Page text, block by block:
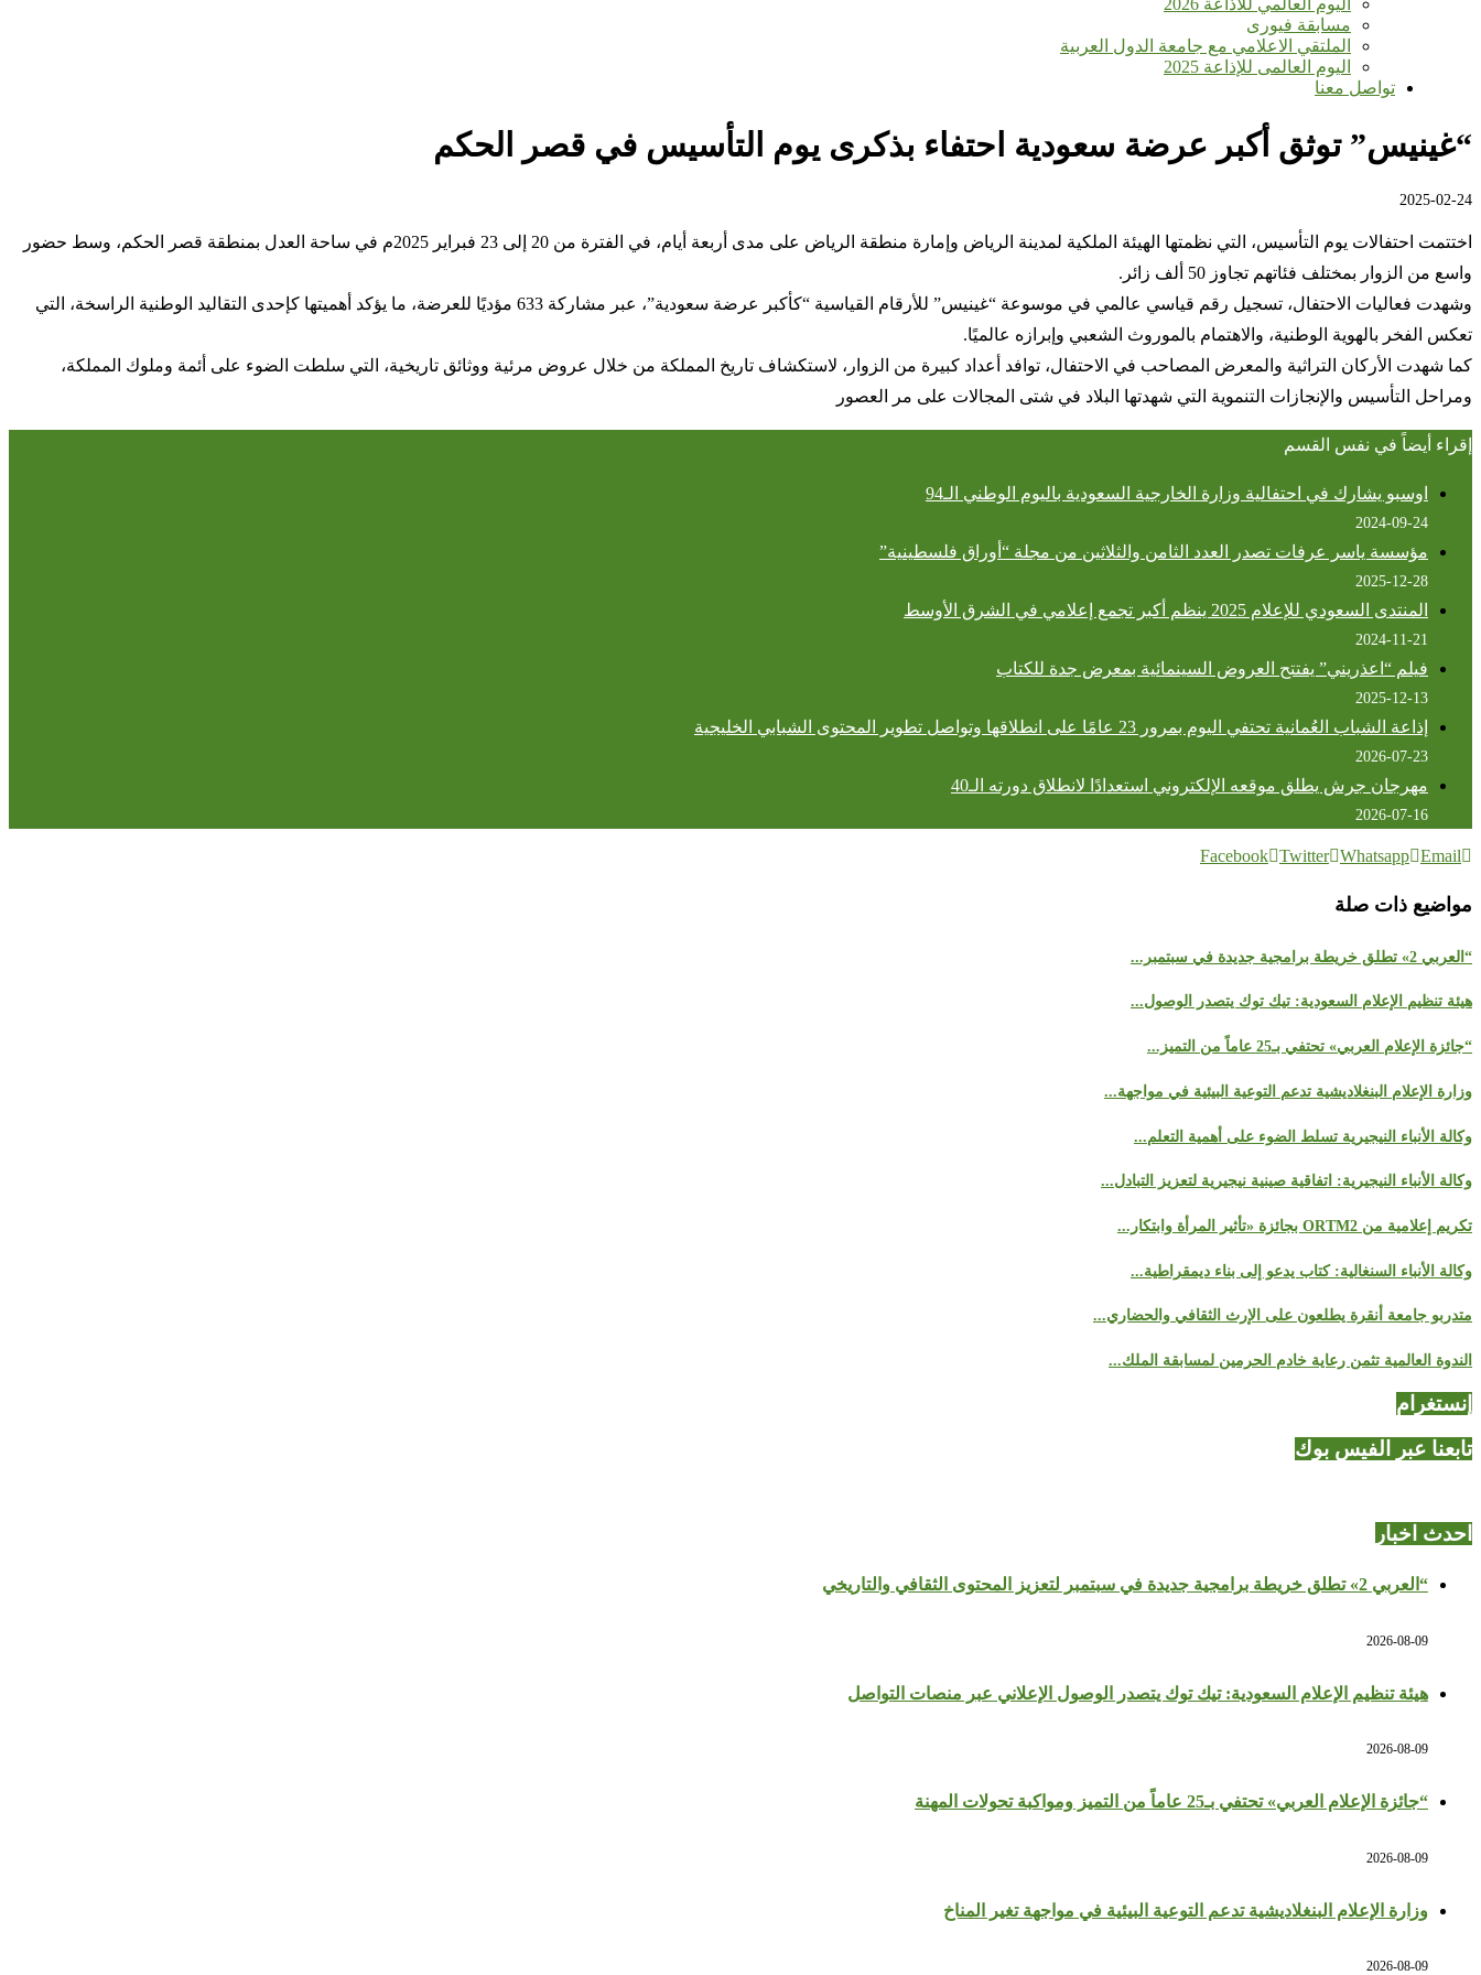
اليوم العالمي للأذاعة 2026
مسابقة فيورى
الملتقي الاعلامي مع جامعة الدول العربية
اليوم العالمى للإذاعة 2025
تواصل معنا
“غينيس” توثق أكبر عرضة سعودية احتفاء بذكرى يوم التأسيس في قصر الحكم
2025-02-24
اختتمت احتفالات يوم التأسيس، التي نظمتها الهيئة الملكية لمدينة الرياض وإمارة منطقة الرياض على مدى أربعة أيام، في الفترة من 20 إلى 23 فبراير 2025م في ساحة العدل بمنطقة قصر الحكم، وسط حضور
واسع من الزوار بمختلف فئاتهم تجاوز 50 ألف زائر.
وشهدت فعاليات الاحتفال، تسجيل رقم قياسي عالمي في موسوعة “غينيس” للأرقام القياسية “كأكبر عرضة سعودية”، عبر مشاركة 633 مؤديًا للعرضة، ما يؤكد أهميتها كإحدى التقاليد الوطنية الراسخة، التي
تعكس الفخر بالهوية الوطنية، والاهتمام بالموروث الشعبي وإبرازه عالميًا.
كما شهدت الأركان التراثية والمعرض المصاحب في الاحتفال، توافد أعداد كبيرة من الزوار، لاستكشاف تاريخ المملكة من خلال عروض مرئية ووثائق تاريخية، التي سلطت الضوء على أئمة وملوك المملكة،
ومراحل التأسيس والإنجازات التنموية التي شهدتها البلاد في شتى المجالات على مر العصور
إقراء أيضاً في نفس القسم
اوسبو يشارك في احتفالية وزارة الخارجية السعودية باليوم الوطني الـ94
2024-09-24
مؤسسة ياسر عرفات تصدر العدد الثامن والثلاثين من مجلة “أوراق فلسطينية”
2025-12-28
المنتدى السعودي للإعلام 2025 ينظم أكبر تجمع إعلامي في الشرق الأوسط
2024-11-21
فيلم “اعذريني” يفتتح العروض السينمائية بمعرض جدة للكتاب
2025-12-13
إذاعة الشباب العُمانية تحتفي اليوم بمرور 23 عامًا على انطلاقها وتواصل تطوير المحتوى الشبابي الخليجية
2026-07-23
مهرجان جرش يطلق موقعه الإلكتروني استعدادًا لانطلاق دورته الـ40
2026-07-16
Facebook Twitter Whatsapp Email
مواضيع ذات صلة
“العربي 2» تطلق خريطة برامجية جديدة في سبتمبر...
هيئة تنظيم الإعلام السعودية: تيك توك يتصدر الوصول...
“جائزة الإعلام العربي» تحتفي بـ25 عاماً من التميز...
وزارة الإعلام البنغلاديشية تدعم التوعية البيئية في مواجهة...
وكالة الأنباء النيجيرية تسلط الضوء على أهمية التعلم...
وكالة الأنباء النيجيرية: اتفاقية صينية نيجيرية لتعزيز التبادل...
تكريم إعلامية من ORTM2 بجائزة «تأثير المرأة وابتكار...
وكالة الأنباء السنغالية: كتاب يدعو إلى بناء ديمقراطية...
متدربو جامعة أنقرة يطلعون على الإرث الثقافي والحضاري...
الندوة العالمية تثمن رعاية خادم الحرمين لمسابقة الملك...
إنستغرام
تابعنا عبر الفيس بوك
احدث اخبار
“العربي 2» تطلق خريطة برامجية جديدة في سبتمبر لتعزيز المحتوى الثقافي والتاريخي
2026-08-09
هيئة تنظيم الإعلام السعودية: تيك توك يتصدر الوصول الإعلاني عبر منصات التواصل
2026-08-09
“جائزة الإعلام العربي» تحتفي بـ25 عاماً من التميز ومواكبة تحولات المهنة
2026-08-09
وزارة الإعلام البنغلاديشية تدعم التوعية البيئية في مواجهة تغير المناخ
2026-08-09